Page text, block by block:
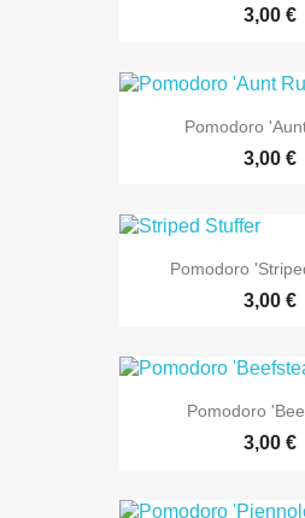
3,00 €
Pomodoro
3,00 €
Pomodoro
3,00 €
Pomodoro
3,00 €